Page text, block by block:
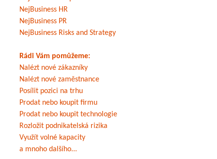
NejBusiness HR
NejBusiness PR
NejBusiness Risks and Strategy
Rádi Vám pomůžeme:
Nalézt nové zákazníky
Nalézt nové zaměstnance
Posílit pozici na trhu
Prodat nebo koupit firmu
Prodat nebo koupit technologie
Rozložit podnikatelská rizika
Využít volné kapacity
a mnoho dalšího...